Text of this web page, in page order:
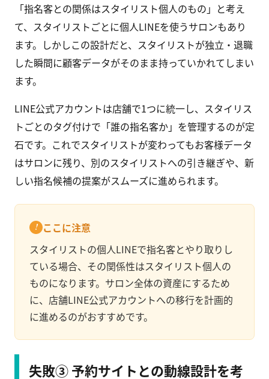
「指名客との関係はスタイリスト個人のもの」と考え
て、スタイリストごとに個人LINEを使うサロンもあり
ます。しかしこの設計だと、スタイリストが独立・退職
した瞬間に顧客データがそのまま持っていかれてしまい
ます。
LINE公式アカウントは店舗で1つに統一し、スタイリス
トごとのタグ付けで「誰の指名客か」を管理するのが定
石です。これでスタイリストが変わってもお客様データ
はサロンに残り、別のスタイリストへの引き継ぎや、新
しい指名候補の提案がスムーズに進められます。
ここに注意
スタイリストの個人LINEで指名客とやり取りし
ている場合、その関係性はスタイリスト個人の
ものになります。サロン全体の資産にするため
に、店舗LINE公式アカウントへの移行を計画的
に進めるのがおすすめです。
失敗③ 予約サイトとの動線設計を考